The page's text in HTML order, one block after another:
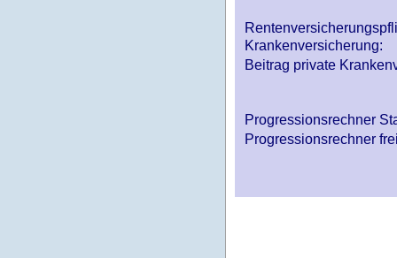
Krankenversicherung:
Beitrag private
Progressionsrechner
Progressionsrechner